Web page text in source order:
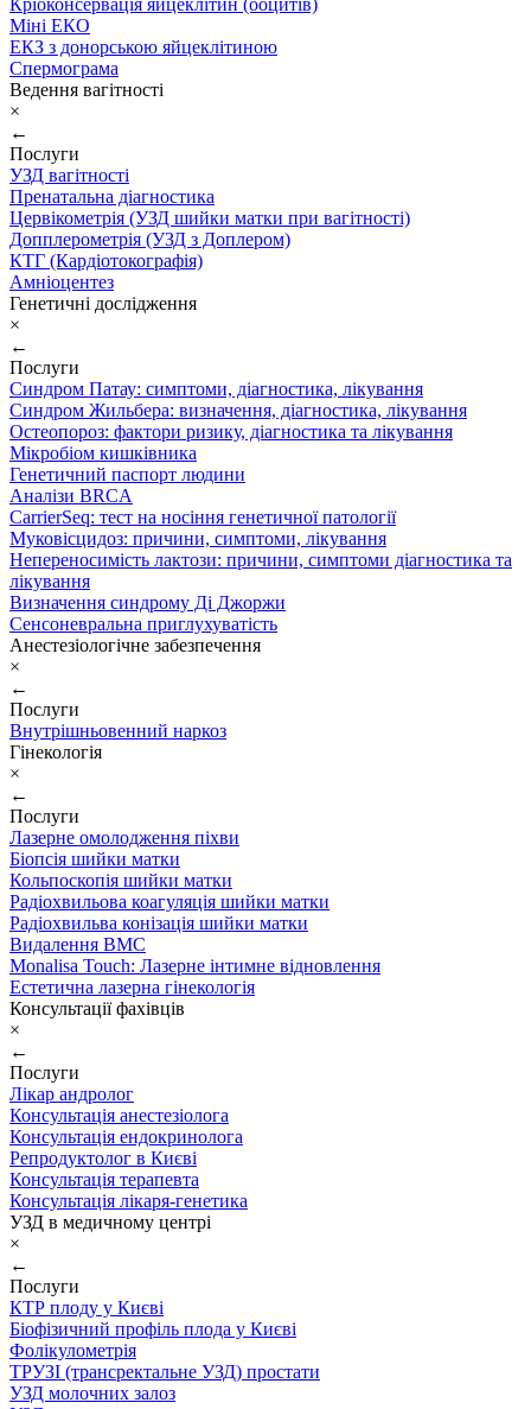
Кріоконсервація яйцеклітин (ооцитів)
Міні ЕКО
ЕКЗ з донорською яйцеклітиною
Спермограма
Ведення вагітності
×
←
Послуги
УЗД вагітності
Пренатальна діагностика
Цервікометрія (УЗД шийки матки при вагітності)
Допплерометрія (УЗД з Доплером)
КТГ (Кардіотокографія)
Амніоцентез
Генетичні дослідження
×
←
Послуги
Синдром Патау: симптоми, дiагностика, лiкування
Синдром Жильбера: визначення, діагностика, лікування
Остеопороз: фактори ризику, діагностика та лікування
Мікробіом кишківника
Генетичний паспорт людини
Аналізи BRCA
CarrierSeq: тест на носіння генетичної патології
Муковісцидоз: причини, симптоми, лікування
Непереносимість лактози: причини, симптоми діагностика та
лікування
Визначення синдрому Ді Джоржи
Сенсоневральна приглухуватість
Анестезіологічне забезпечення
×
←
Послуги
Внутрішньовенний наркоз
Гінекологія
×
←
Послуги
Лазерне омолодження піхви
Біопсія шийки матки
Кольпоскопія шийки матки
Радіохвильова коагуляція шийки матки
Радіохвильва конізація шийки матки
Видалення ВМС
Monalisa Touch: Лазерне інтимне відновлення
Естетична лазерна гінекологія
Консультації фахівців
×
←
Послуги
Лікар андролог
Консультація анестезіолога
Консультація ендокринолога
Репродуктолог в Києві
Консультація терапевта
Консультація лікаря-генетика
УЗД в медичному центрі
×
←
Послуги
КТР плоду у Києві
Біофізичний профіль плода у Києві
Фолікулометрія
ТРУЗІ (трансректальне УЗД) простати
УЗД молочних залоз